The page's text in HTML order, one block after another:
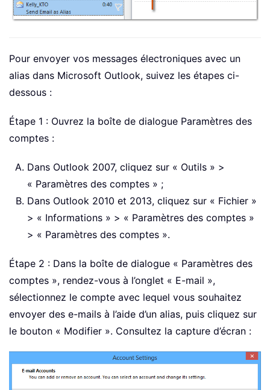
Pour envoyer vos messages électroniques avec un
alias dans Microsoft Outlook, suivez les étapes ci-
dessous :
Étape 1 : Ouvrez la boîte de dialogue Paramètres des
comptes :
Dans Outlook 2007, cliquez sur « Outils » >
« Paramètres des comptes » ;
Dans Outlook 2010 et 2013, cliquez sur « Fichier »
> « Informations » > « Paramètres des comptes »
> « Paramètres des comptes ».
Étape 2 : Dans la boîte de dialogue « Paramètres des
comptes », rendez-vous à l’onglet « E-mail »,
sélectionnez le compte avec lequel vous souhaitez
envoyer des e-mails à l’aide d’un alias, puis cliquez sur
le bouton « Modifier ». Consultez la capture d’écran :